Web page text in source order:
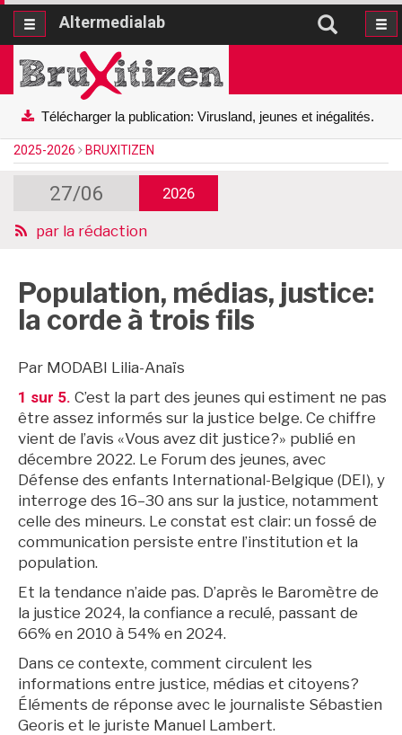
Altermedialab
Altermedialab
Télécharger la publication: Virusland, jeunes et inégalités.
2025-2026 BRUXITIZEN
27/06 2026
par la rédaction
Population, médias, justice:
la corde à trois fils
Par MODABI Lilia-Anaïs
1 sur 5. C’est la part des jeunes qui estiment ne pas
être assez informés sur la justice belge. Ce chiffre
vient de l’avis «Vous avez dit justice?» publié en
décembre 2022. Le Forum des jeunes, avec
Défense des enfants International-Belgique (DEI), y
interroge des 16–30 ans sur la justice, notamment
celle des mineurs. Le constat est clair: un fossé de
communication persiste entre l’institution et la
population.
Et la tendance n’aide pas. D’après le Baromètre de
la justice 2024, la confiance a reculé, passant de
66% en 2010 à 54% en 2024.
Dans ce contexte, comment circulent les
informations entre justice, médias et citoyens?
Éléments de réponse avec le journaliste Sébastien
Georis et le juriste Manuel Lambert.